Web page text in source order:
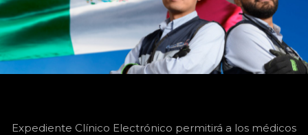
Expediente Clínico Electrónico permitirá a los médicos